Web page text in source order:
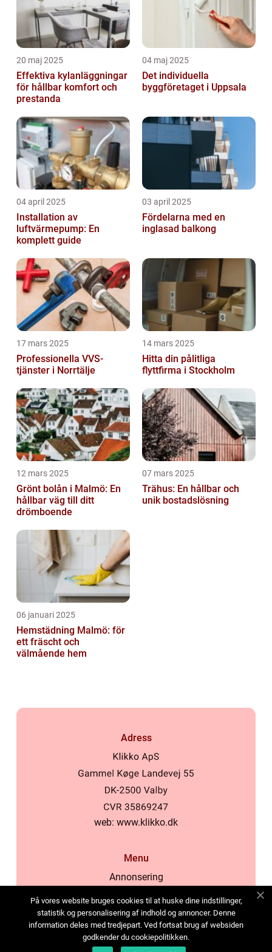
20 maj 2025
Effektiva kylanläggningar
för hållbar komfort och
prestanda
04 maj 2025
Det individuella
byggföretaget i Uppsala
04 april 2025
Installation av
luftvärmepump: En
komplett guide
03 april 2025
Fördelarna med en
inglasad balkong
17 mars 2025
Professionella VVS-
tjänster i Norrtälje
14 mars 2025
Hitta din pålitliga
flyttfirma i Stockholm
12 mars 2025
Grönt bolån i Malmö: En
hållbar väg till ditt
drömboende
07 mars 2025
Trähus: En hållbar och
unik bostadslösning
06 januari 2025
Hemstädning Malmö: för
ett fräscht och
välmående hem
Adress
web: www.klikko.dk
Menu
Annonsering
Cookies
Kontakta oss
Sitemap
På vores website bruges cookies til at huske dine indstillinger,
statistik og personalisering af indhold og annoncer. Denne
information deles med tredjepart. Ved fortsat brug af websiden
godkender du cookiepolitikken.